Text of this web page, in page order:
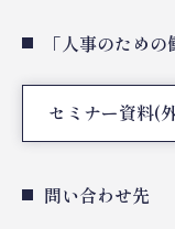
「人事のため
セミナー資料(
問い合わせ先